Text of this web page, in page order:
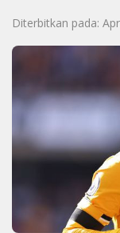
Diterbitkan pada: